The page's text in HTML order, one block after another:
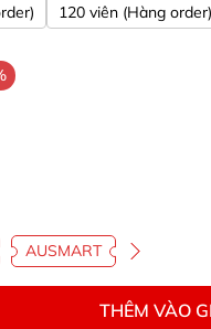
120 viên (Hàng order)
AUSMART
THÊM VÀO